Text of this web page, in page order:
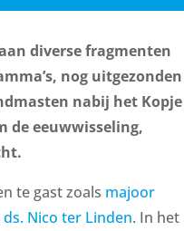
diverse fragmenten
nog uitgezonden
nabij het Kopje
de eeuwwisseling,
te gast zoals majoor
ds. Nico ter Linden. In het